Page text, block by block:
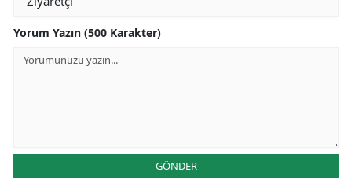
Yorum Yazın (500 Karakter)
GÖNDER